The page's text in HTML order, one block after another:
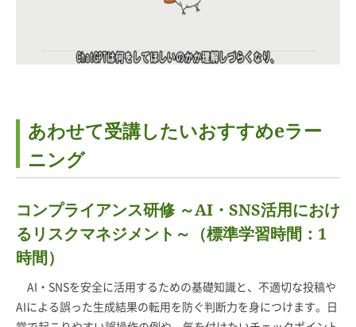
あわせて受講したいおすすめeラー
ニング
コンプライアンス研修 ～AI・SNS活用におけ
るリスクマネジメント～（標準学習時間：1
時間）
AI・SNSを安全に活用するための基礎知識と、不適切な投稿や
AIによる誤った生成結果の転用を防ぐ判断力を身につけます。日